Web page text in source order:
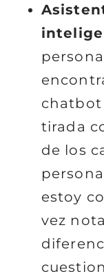
chatbot
tirada
de los
estoy
vez